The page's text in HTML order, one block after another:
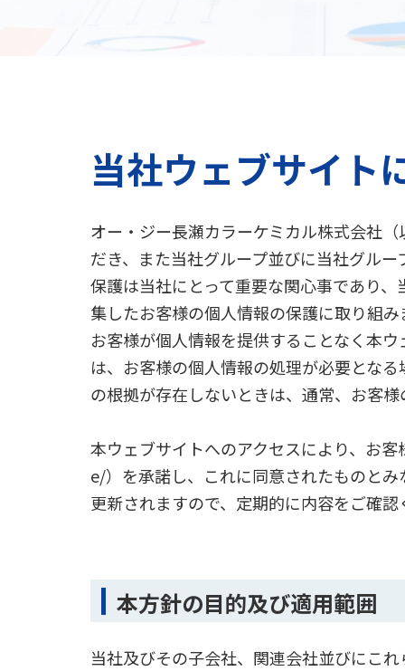
当社ウェブサイト
オー・ジー長瀬カラーケミカル株式会社
だき、また当社グループ並びに当社グル
保護は当社にとって重要な関心事であり
集したお客様の個人情報の保護に取り組み
お客様が個人情報を提供することなく本
は、お客様の個人情報の処理が必要とな
の根拠が存在しないときは、通常、お客
本ウェブサイトへのアクセスにより、お
e/）を承諾し、これに同意されたものと
更新されますので、定期的に内容をご確
本方針の目的及び適用範囲
当社及びその子会社、関連会社並びにこ